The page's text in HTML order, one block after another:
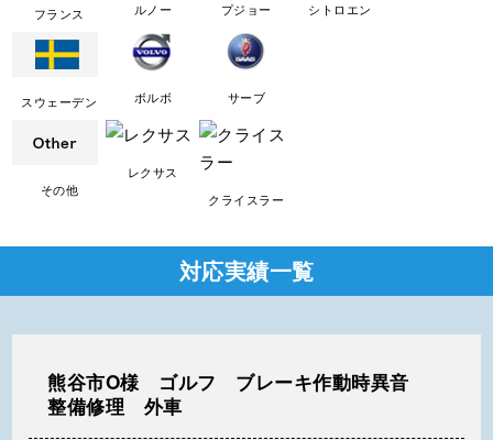
フランス ルノー プジョー シトロエン
スウェーデン ボルボ サーブ
その他
レクサス
クライスラー
対応実績一覧
熊谷市O様 ゴルフ ブレーキ作動時異音
整備修理 外車